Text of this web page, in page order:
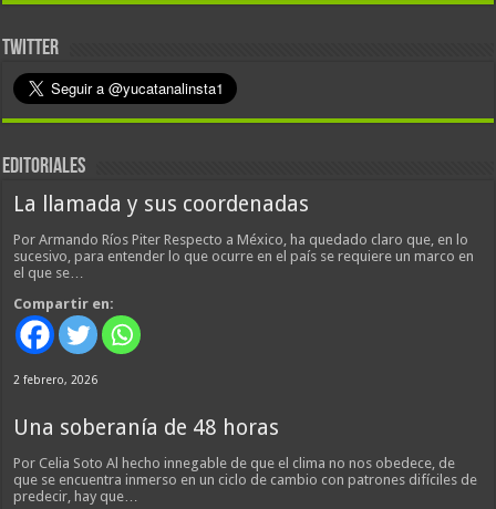
TWITTER
EDITORIALES
La llamada y sus coordenadas
Por Armando Ríos Piter Respecto a México, ha quedado claro que, en lo
sucesivo, para entender lo que ocurre en el país se requiere un marco en
el que se…
Compartir en:
2 febrero, 2026
Una soberanía de 48 horas
Por Celia Soto Al hecho innegable de que el clima no nos obedece, de
que se encuentra inmerso en un ciclo de cambio con patrones difíciles de
predecir, hay que…